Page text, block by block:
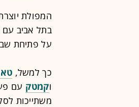
המפולת
בתל אביב עם
על פתיחת
כך למשל,
וקמטק עם פער
משתייכות